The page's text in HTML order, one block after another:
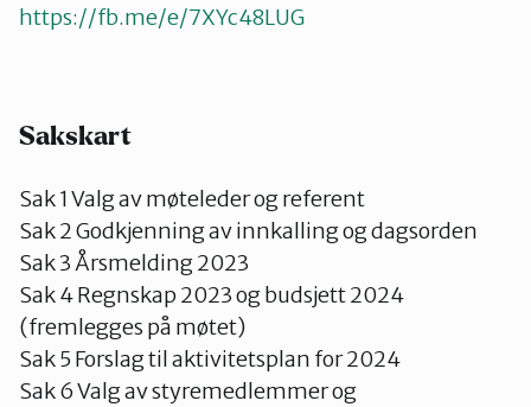
https://fb.me/e/7XYc48LUG
Sakskart
Sak 1 Valg av møteleder og referent
Sak 2 Godkjenning av innkalling og dagsorden
Sak 3 Årsmelding 2023
Sak 4 Regnskap 2023 og budsjett 2024
(fremlegges på møtet)
Sak 5 Forslag til aktivitetsplan for 2024
Sak 6 Valg av styremedlemmer og